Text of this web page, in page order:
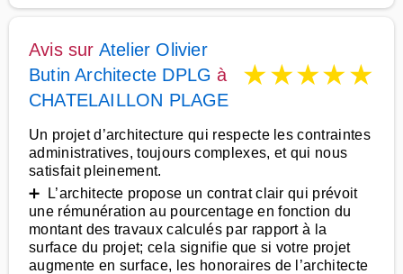
Avis sur Atelier Olivier
Butin Architecte DPLG à
CHATELAILLON PLAGE
★★★★★
Un projet d’architecture qui respecte les contraintes
administratives, toujours complexes, et qui nous
satisfait pleinement.
➕ L’architecte propose un contrat clair qui prévoit
une rémunération au pourcentage en fonction du
montant des travaux calculés par rapport à la
surface du projet; cela signifie que si votre projet
augmente en surface, les honoraires de l’architecte